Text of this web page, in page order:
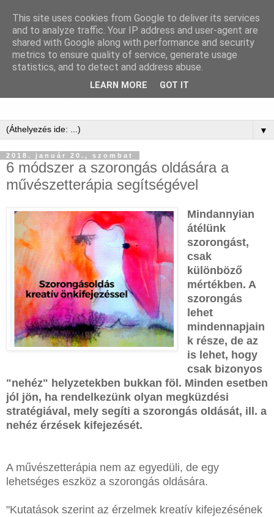
▼
2018. január 20., szombat
6 módszer a szorongás oldására a
művészetterápia segítségével
Mindannyian
átélünk
szorongást,
csak
különböző
mértékben. A
szorongás
lehet
mindennapjain
k része, de az
is lehet, hogy
csak bizonyos
"nehéz" helyzetekben bukkan föl. Minden esetben
jól jön, ha rendelkezünk olyan megküzdési
stratégiával, mely segíti a szorongás oldását, ill. a
nehéz érzések kifejezését.
A művészetterápia nem az egyedüli, de egy
lehetséges eszköz a szorongás oldására.
"Kutatások szerint az érzelmek kreatív kifejezésének
This site uses cookies from Google to deliver its services
and to analyze traffic. Your IP address and user-agent are
shared with Google along with performance and security
metrics to ensure quality of service, generate usage
statistics, and to detect and address abuse.
LEARN MORE GOT IT